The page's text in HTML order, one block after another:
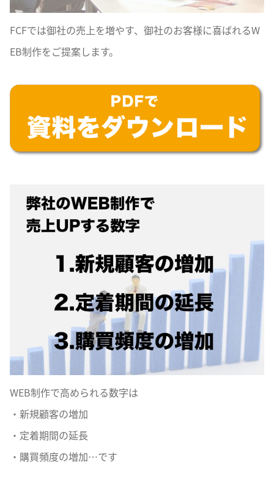
FCFでは御社の売上を増やす、御社のお客様に喜ばれるW
EB制作をご提案します。
WEB制作で高められる数字は
・新規顧客の増加
・定着期間の延長
・購買頻度の増加…です